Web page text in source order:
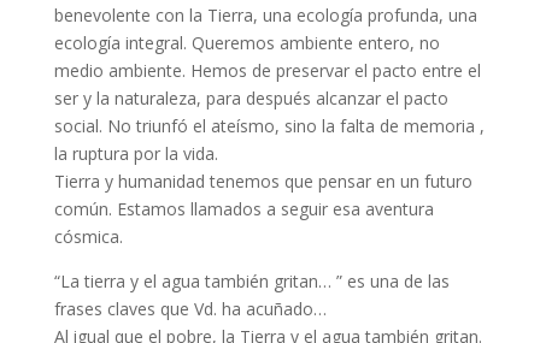
benevolente con la Tierra, una ecología profunda, una
ecología integral. Queremos ambiente entero, no
medio ambiente. Hemos de preservar el pacto entre el
ser y la naturaleza, para después alcanzar el pacto
social. No triunfó el ateísmo, sino la falta de memoria ,
la ruptura por la vida.
Tierra y humanidad tenemos que pensar en un futuro
común. Estamos llamados a seguir esa aventura
cósmica.
“La tierra y el agua también gritan… ” es una de las
frases claves que Vd. ha acuñado…
Al igual que el pobre, la Tierra y el agua también gritan.